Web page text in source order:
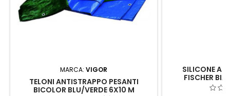
MARCA: VIGOR
TELONI ANTISTRAPPO PESANTI
BICOLOR BLU/VERDE 6X10 M
SILICONE
FISCHER